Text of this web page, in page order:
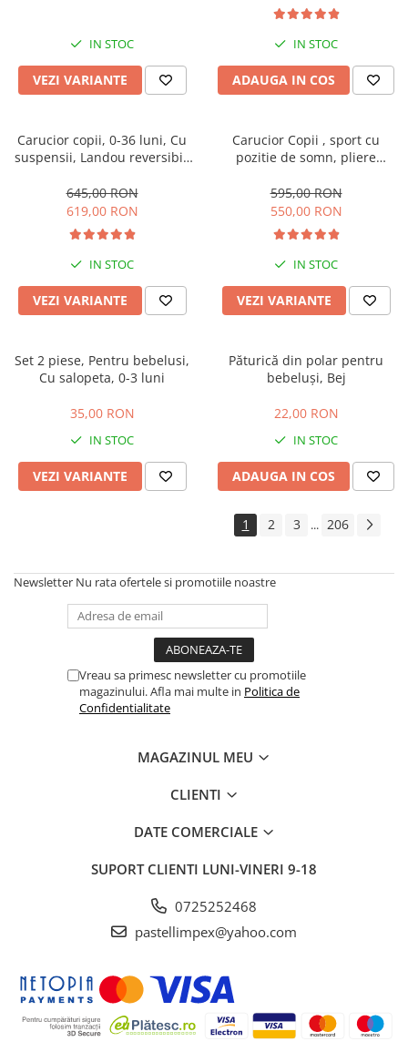
IN STOC
VEZI VARIANTE
IN STOC
ADAUGA IN COS
Carucior copii, 0-36 luni, Cu
suspensii, Landou reversibil,
Roata cauciuc
645,00 RON
619,00 RON
IN STOC
VEZI VARIANTE
Carucior Copii , sport cu
pozitie de somn, pliere
reglabil, Tehnologia One-
Hand Folding, copertina
extensibila, maner reversibil,
husa de picioare si geanta
595,00 RON
550,00 RON
IN STOC
VEZI VARIANTE
Set 2 piese, Pentru bebelusi,
Cu salopeta, 0-3 luni
35,00 RON
IN STOC
VEZI VARIANTE
Păturică din polar pentru
bebeluși, Bej
22,00 RON
IN STOC
ADAUGA IN COS
1 2 3 ... 206
Newsletter Nu rata ofertele si promotiile noastre
Vreau sa primesc newsletter cu promotiile
magazinului. Afla mai multe in Politica de
Confidentialitate
MAGAZINUL MEU
CLIENTI
DATE COMERCIALE
SUPORT CLIENTI LUNI-VINERI 9-18
0725252468
pastellimpex@yahoo.com